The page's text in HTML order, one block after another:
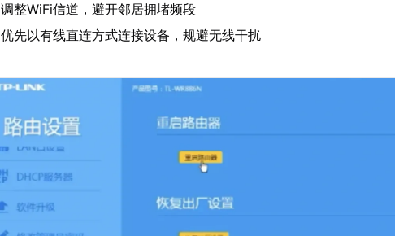
调整WiFi信道，避开邻居拥堵频段
优先以有线直连方式连接设备，规避无线干扰